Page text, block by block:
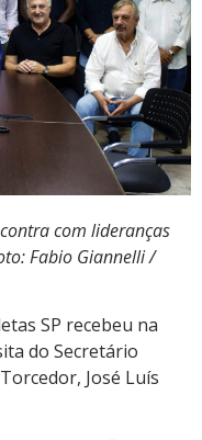
com lideranças
Fabio Giannelli /
SP recebeu na
do Secretário
José Luís